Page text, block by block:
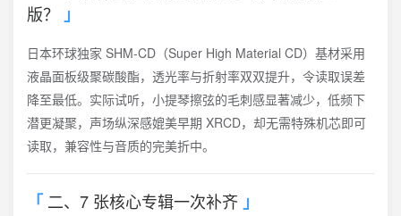
版？
日本环球独家 SHM-CD（Super High Material CD）基材采用
液晶面板级聚碳酸酯，透光率与折射率双双提升，令读取误差
降至最低。实际试听，小提琴擦弦的毛刺感显著减少，低频下
潜更凝聚，声场纵深感媲美早期 XRCD，却无需特殊机芯即可
读取，兼容性与音质的完美折中。
二、7 张核心专辑一次补齐